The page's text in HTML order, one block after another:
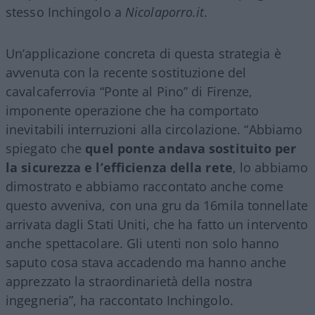
stesso Inchingolo a Nicolaporro.it.
Un’applicazione concreta di questa strategia è
avvenuta con la recente sostituzione del
cavalcaferrovia “Ponte al Pino” di Firenze,
imponente operazione che ha comportato
inevitabili interruzioni alla circolazione. “Abbiamo
spiegato che quel ponte andava sostituito per
la sicurezza e l’efficienza della rete, lo abbiamo
dimostrato e abbiamo raccontato anche come
questo avveniva, con una gru da 16mila tonnellate
arrivata dagli Stati Uniti, che ha fatto un intervento
anche spettacolare. Gli utenti non solo hanno
saputo cosa stava accadendo ma hanno anche
apprezzato la straordinarietà della nostra
ingegneria”, ha raccontato Inchingolo.